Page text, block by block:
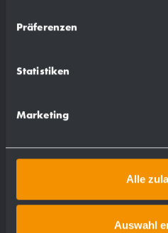
Präferenzen
Statistiken
Marketing
Alle
Auswahl
Distributore di
più